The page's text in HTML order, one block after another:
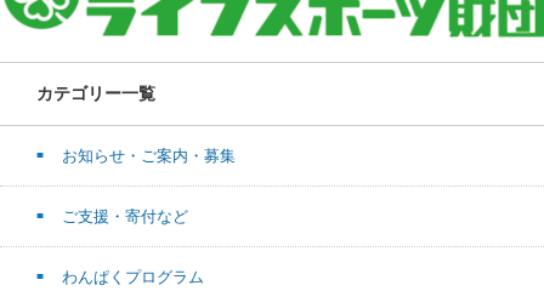
カテゴリー一覧
お知らせ・ご案内・募集
ご支援・寄付など
わんぱくプログラム